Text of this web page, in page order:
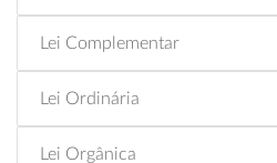
Lei Complementar
Lei Ordinária
Lei Orgânica